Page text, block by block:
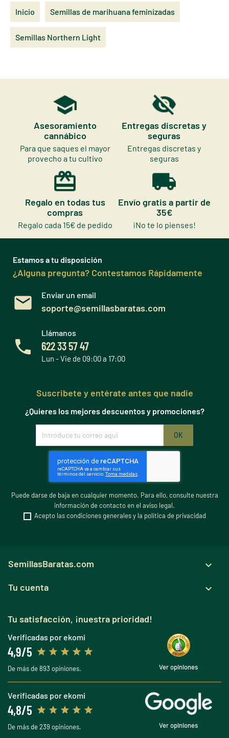
Inicio Semillas de marihuana feminizadas
Semillas Northern Light
Asesoramiento
cannábico
Para que saques el mayor
provecho a tu cultivo
Entregas discretas y
seguras
Entregas discretas y
seguras
Regalo en todas tus
compras
Regalo cada 15€ de pedido
Envío gratis a partir de
35€
¡No te lo pienses!
Estamos a tu disposición
¿Alguna pregunta? Contestamos Rápidamente
Enviar un email
soporte@semillasbaratas.com
Llámanos
622 33 57 47
Lun - Vie de 09:00 a 17:00
Suscribete y entérate antes que nadie
¿Quieres los mejores descuentos y promociones?
Puede darse de baja en cualquier momento. Para ello, consulte nuestra
información de contacto en el aviso legal.
Acepto las condiciones generales y la política de privacidad
SemillasBaratas.com 
Tu cuenta 
Tu satisfacción, ¡nuestra prioridad!
Verificadas por ekomi
4,9/5
De más de 893 opiniones. Ver opiniones
Verificadas por ekomi
4,8/5
De más de 239 opiniones. Ver opiniones